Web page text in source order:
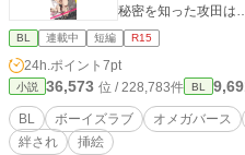
秘密を知った攻田は…
BL 連載中 短編 R15
24h.ポイント 7pt
小説 36,573 位 / 228,783件 BL
BL ボーイズラブ オメガバース
絆され
挿絵